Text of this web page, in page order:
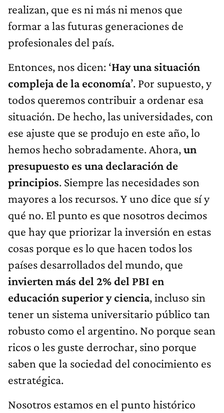
realizan, que es ni más ni menos que
formar a las futuras generaciones de
profesionales del país.
Entonces, nos dicen: ‘Hay una situación
compleja de la economía’. Por supuesto, y
todos queremos contribuir a ordenar esa
situación. De hecho, las universidades, con
ese ajuste que se produjo en este año, lo
hemos hecho sobradamente. Ahora,un
presupuesto es una declaración de
principios. Siempre las necesidades son
mayores a los recursos. Y uno dice que sí y
qué no. El punto es que nosotros decimos
que hay que priorizar la inversión en estas
cosas porque es lo que hacen todos los
países desarrollados del mundo, que
invierten más del 2% del PBI en
educación superior y ciencia, incluso sin
tener un sistema universitario público tan
robusto como el argentino. No porque sean
ricos o les guste derrochar, sino porque
saben que la sociedad del conocimiento es
estratégica.
Nosotros estamos en el punto histórico